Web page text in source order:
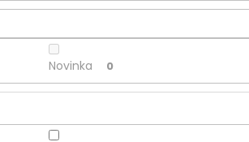
Novinka 0